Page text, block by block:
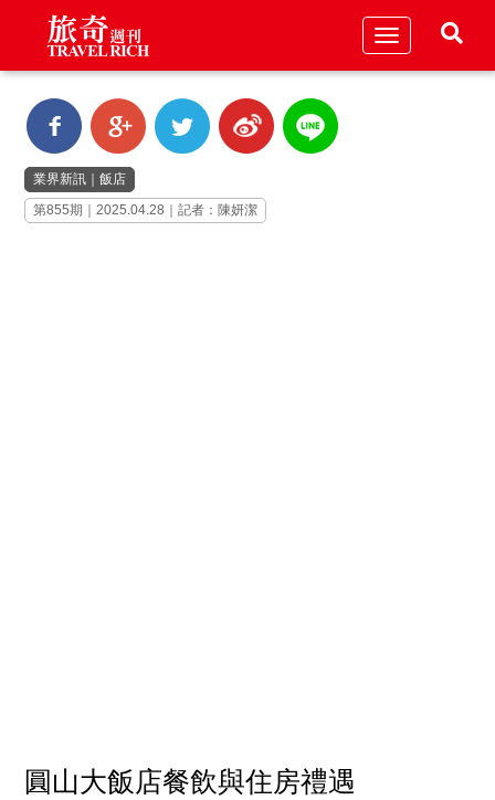
Toggle
業界新訊 ｜飯店
第855期｜2025.04.28｜記者：陳妍潔
圓山大飯店餐飲與住房禮遇